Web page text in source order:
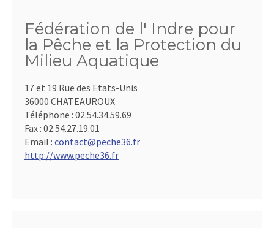
Fédération de l' Indre pour
la Pêche et la Protection du
Milieu Aquatique
17 et 19 Rue des Etats-Unis
36000 CHATEAUROUX
Téléphone : 02.54.34.59.69
Fax : 02.54.27.19.01
Email : contact@peche36.fr
http://www.peche36.fr